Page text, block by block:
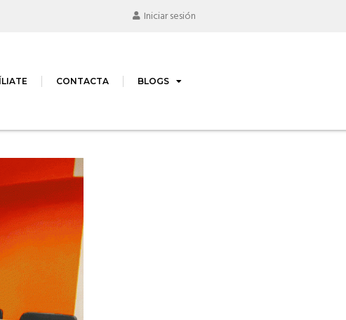
Iniciar sesión
CONTACTA BLOGS